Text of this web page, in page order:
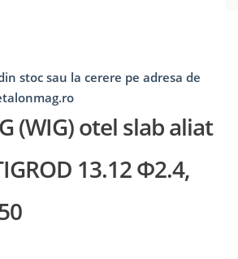
stoc sau la cerere pe adresa de
(WIG) otel slab aliat
13.12 Φ2.4,